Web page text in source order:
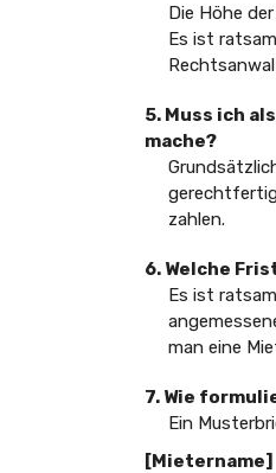
Die Höhe
Es ist
5. Muss ich
mache?
zahlen.
6. Welche
Es ist
man eine
7. Wie
Ein
[Mietername]